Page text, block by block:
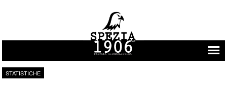
Vai al contenuto
STATISTICHE